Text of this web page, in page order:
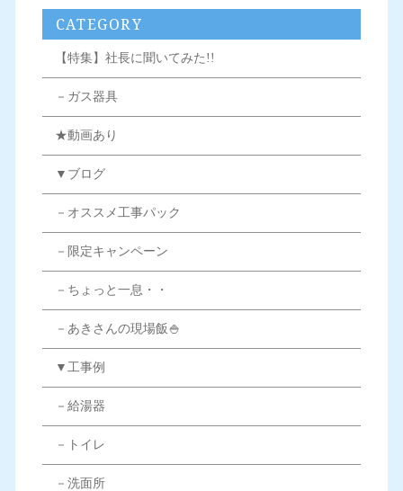
CATEGORY
【特集】社長に聞いてみた!!
－ガス器具
★動画あり
▼ブログ
－オススメ工事パック
－限定キャンペーン
－ちょっと一息・・
－あきさんの現場飯🍚
▼工事例
－給湯器
－トイレ
－洗面所